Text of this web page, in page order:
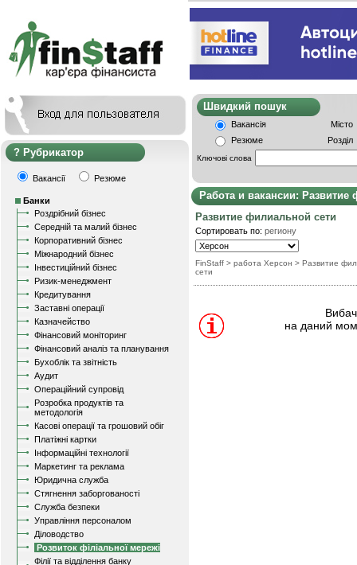
Рубрикатор
Вакансії Резюме
Банки
Роздрібний бізнес
Середній та малий бізнес
Корпоративний бізнес
Міжнародний бізнес
Інвестиційний бізнес
Ризик-менеджмент
Кредитування
Заставні операції
Казначейство
Фінансовий моніторинг
Фінансовий аналіз та планування
Бухоблік та звітність
Аудит
Операційний супровід
Розробка продуктів та
методологія
Касові операції та грошовий обіг
Платіжні картки
Інформаційні технології
Маркетинг та реклама
Юридична служба
Стягнення заборгованості
Служба безпеки
Управління персоналом
Діловодство
Розвиток філіальної мережі
Філії та відділення банку
Швидкий
Вакансія
Місто
Резюме
Розділ
Ключові слова
Работа и вакансии: Развитие
Развитие филиальной сети
Сортировать по: региону
FinStaff > работа Херсон > Развитие
сети
на даний